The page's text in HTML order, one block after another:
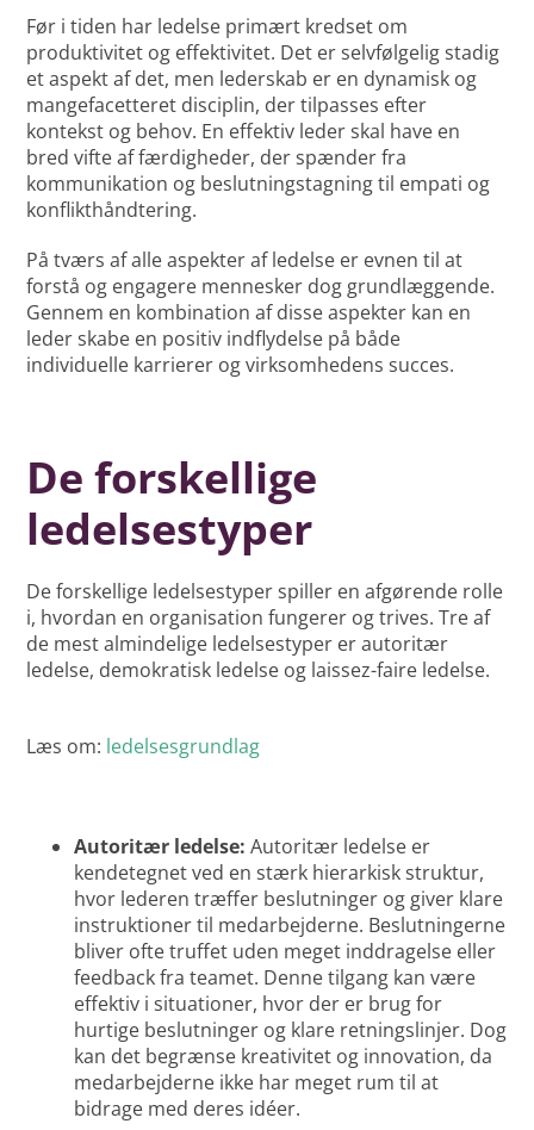
Før i tiden har ledelse primært kredset om
produktivitet og effektivitet. Det er selvfølgelig stadig
et aspekt af det, men lederskab er en dynamisk og
mangefacetteret disciplin, der tilpasses efter
kontekst og behov. En effektiv leder skal have en
bred vifte af færdigheder, der spænder fra
kommunikation og beslutningstagning til empati og
konflikthåndtering.
På tværs af alle aspekter af ledelse er evnen til at
forstå og engagere mennesker dog grundlæggende.
Gennem en kombination af disse aspekter kan en
leder skabe en positiv indflydelse på både
individuelle karrierer og virksomhedens succes.
De forskellige
ledelsestyper
De forskellige ledelsestyper spiller en afgørende rolle
i, hvordan en organisation fungerer og trives. Tre af
de mest almindelige ledelsestyper er autoritær
ledelse, demokratisk ledelse og laissez-faire ledelse.
Læs om: ledelsesgrundlag
Autoritær ledelse:Autoritær ledelse er
kendetegnet ved en stærk hierarkisk struktur,
hvor lederen træffer beslutninger og giver klare
instruktioner til medarbejderne. Beslutningerne
bliver ofte truffet uden meget inddragelse eller
feedback fra teamet. Denne tilgang kan være
effektiv i situationer, hvor der er brug for
hurtige beslutninger og klare retningslinjer. Dog
kan det begrænse kreativitet og innovation, da
medarbejderne ikke har meget rum til at
bidrage med deres idéer.